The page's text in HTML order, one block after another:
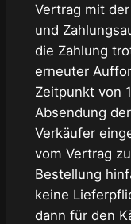
Vertrag mit
und
die Zahlung
erneuter
Zeitpunkt von
Absendung
Verkäufer
vom Vertrag
Bestellung
keine
dann für den